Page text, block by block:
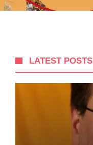
LATEST POSTS